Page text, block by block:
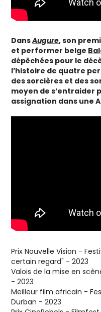
DansAugure, son
et performer belge
dépêchées pour le
l’histoire de quatre
des sorcières et des
moyen de s’entraider
assignation dans une
Prix ​​Nouvelle Vision -
certain regard" - 2023
Valois de la mise en
- 2023
Meilleur film africain -
Durban - 2023